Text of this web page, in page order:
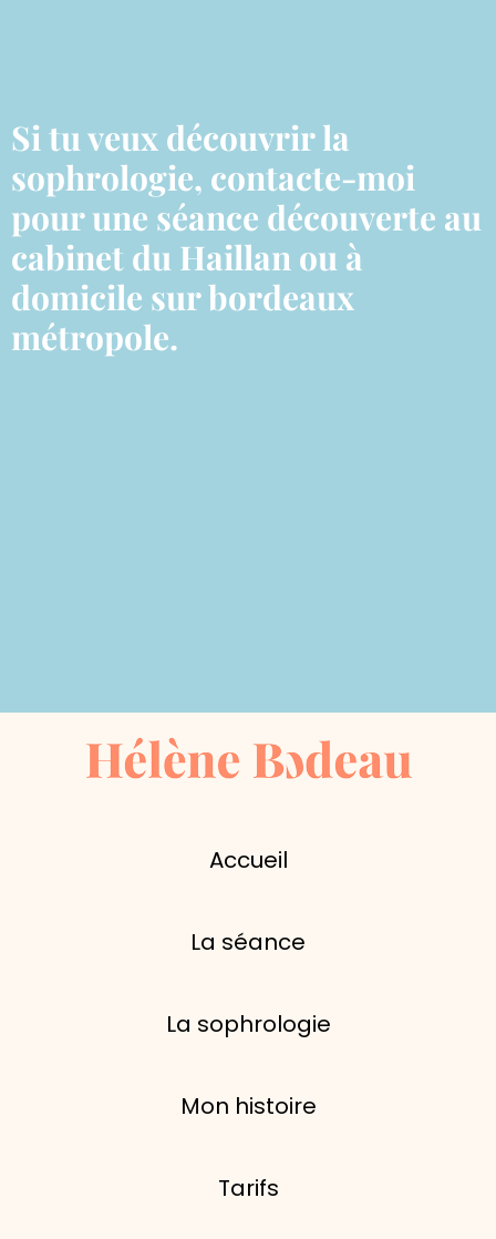
Si tu veux découvrir la
sophrologie, contacte-moi
pour une séance découverte au
cabinet du Haillan ou à
domicile sur bordeaux
métropole.
Accueil
La séance
La sophrologie
Mon histoire
Tarifs